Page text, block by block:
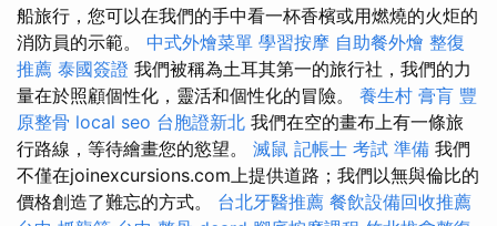
船旅行，您可以在我們的手中看一杯香檳或用燃燒的火炬的
消防員的示範。 中式外燴菜單 學習按摩 自助餐外燴 整復
推薦 泰國簽證 我們被稱為土耳其第一的旅行社，我們的力
量在於照顧個性化，靈活和個性化的冒險。 養生村 膏肓 豐
原整骨 local seo 台胞證新北 我們在空的畫布上有一條旅
行路線，等待繪畫您的慾望。 滅鼠 記帳士 考試 準備 我們
不僅在joinexcursions.com上提供道路；我們以無與倫比的
價格創造了難忘的方式。 台北牙醫推薦 餐飲設備回收推薦